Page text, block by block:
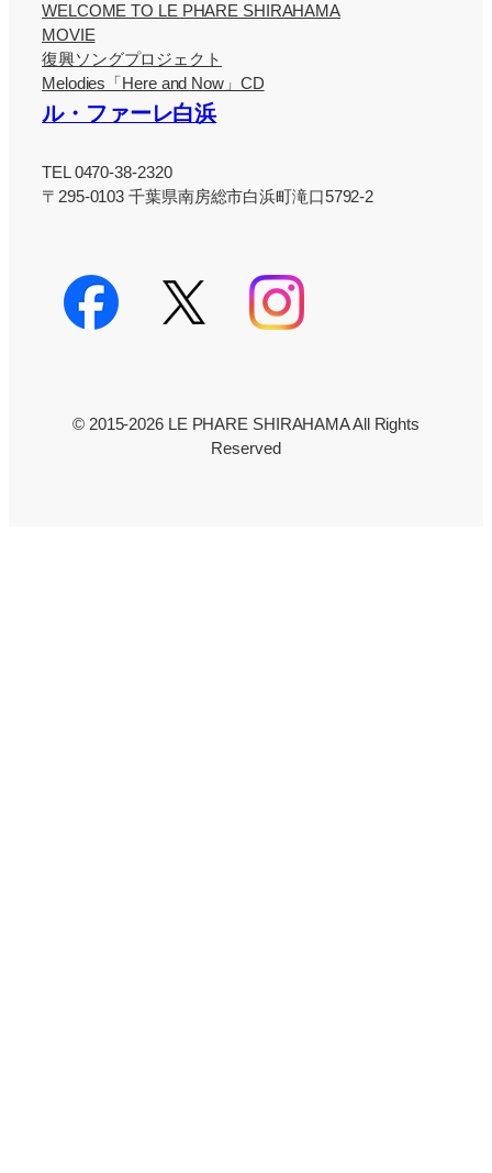
WELCOME TO LE PHARE SHIRAHAMA
MOVIE
復興ソングプロジェクト
Melodies「Here and Now」CD
ル・ファーレ白浜
TEL 0470-38-2320
〒295-0103 千葉県南房総市白浜町滝口5792-2
© 2015-2026 LE PHARE SHIRAHAMA All Rights
Reserved